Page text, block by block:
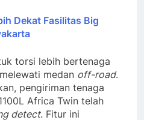
Dekat Fasilitas Big
torsi lebih bertenaga
medan off-road.
pengiriman tenaga
Africa Twin telah
detect. Fitur ini